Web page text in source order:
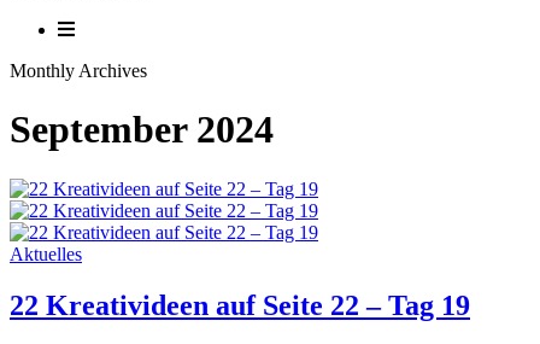
Monthly Archives
September 2024
Aktuelles
22 Kreativideen auf Seite 22 – Tag 19